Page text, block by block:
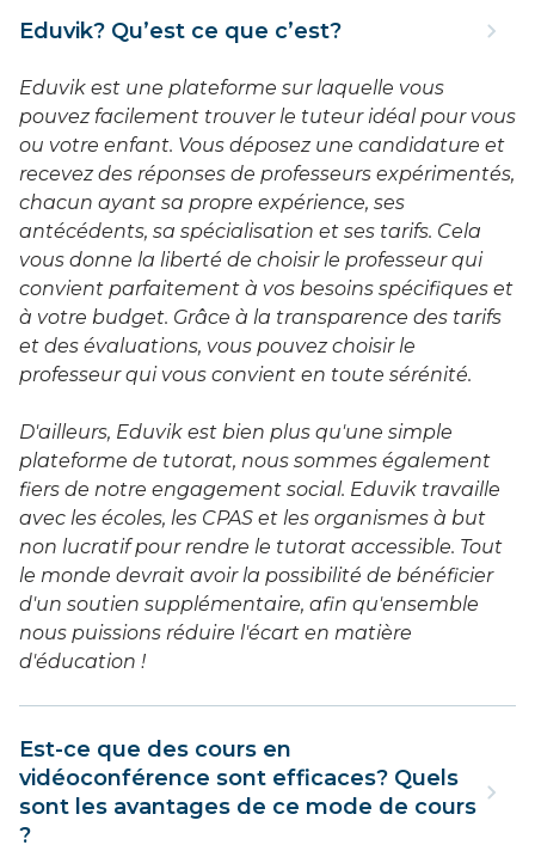
Eduvik? Qu’est ce que c’est?
Eduvik est une plateforme sur laquelle vous
pouvez facilement trouver le tuteur idéal pour vous
ou votre enfant. Vous déposez une candidature et
recevez des réponses de professeurs expérimentés,
chacun ayant sa propre expérience, ses
antécédents, sa spécialisation et ses tarifs. Cela
vous donne la liberté de choisir le professeur qui
convient parfaitement à vos besoins spécifiques et
à votre budget. Grâce à la transparence des tarifs
et des évaluations, vous pouvez choisir le
professeur qui vous convient en toute sérénité.
D'ailleurs, Eduvik est bien plus qu'une simple
plateforme de tutorat, nous sommes également
fiers de notre engagement social. Eduvik travaille
avec les écoles, les CPAS et les organismes à but
non lucratif pour rendre le tutorat accessible. Tout
le monde devrait avoir la possibilité de bénéficier
d'un soutien supplémentaire, afin qu'ensemble
nous puissions réduire l'écart en matière
d'éducation !
Est-ce que des cours en
vidéoconférence sont efficaces? Quels
sont les avantages de ce mode de cours
?